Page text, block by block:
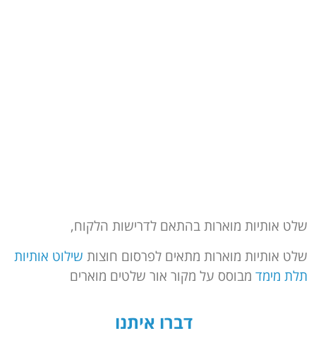
אותיות מוארות בהתאם לדרישות הלקוח,
אותיות מוארות מתאים לפרסום חוצותשילוט אותיות
מימדמבוסס על מקור אור שלטים מוארים
דברו איתנו